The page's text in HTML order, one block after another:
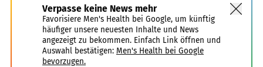
Verpasse keine News mehr
Favorisiere Men's Health bei Google, um künftig
häufiger unsere neuesten Inhalte und News
angezeigt zu bekommen. Einfach Link öffnen und
Auswahl bestätigen: Men's Health bei Google
bevorzugen.